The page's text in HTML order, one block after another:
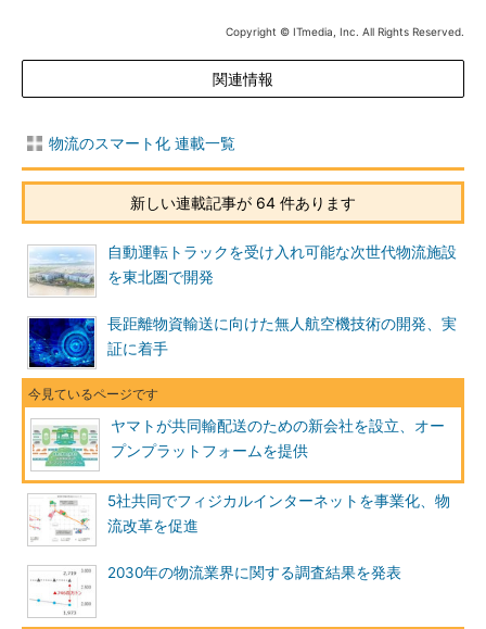
Copyright © ITmedia, Inc. All Rights Reserved.
関連情報
物流のスマート化 連載一覧
新しい連載記事が 64 件あります
自動運転トラックを受け入れ可能な次世代物流施設
を東北圏で開発
長距離物資輸送に向けた無人航空機技術の開発、実
証に着手
ヤマトが共同輸配送のための新会社を設立、オー
プンプラットフォームを提供
5社共同でフィジカルインターネットを事業化、物
流改革を促進
2030年の物流業界に関する調査結果を発表